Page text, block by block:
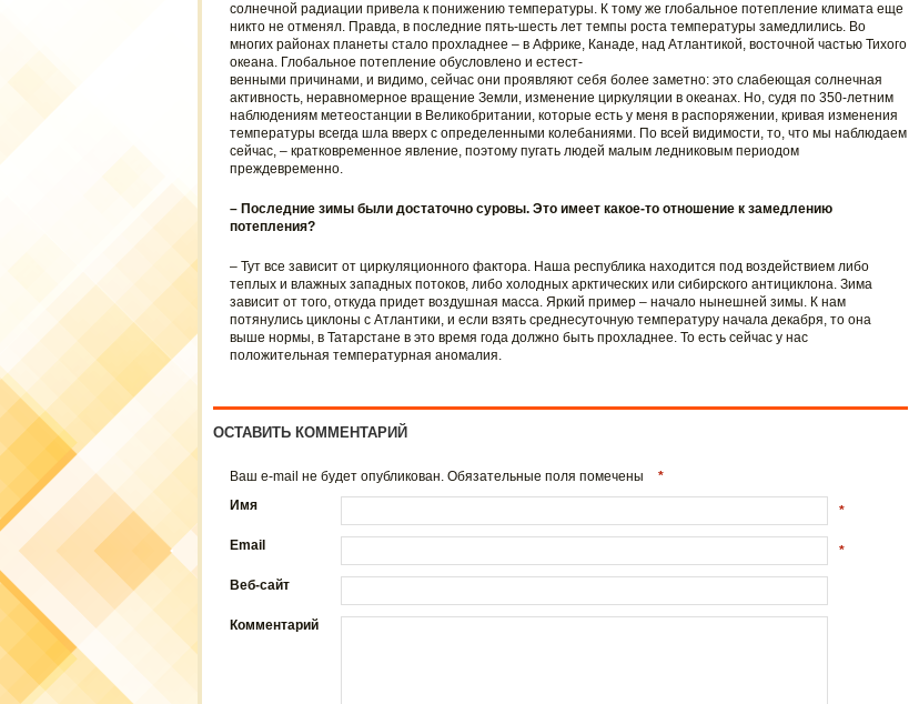
солнечной радиации привела к понижению температуры. К тому же глобальное потепление климата еще
никто не отменял. Правда, в последние пять-шесть лет темпы роста температуры замедлились. Во
многих районах планеты стало прохладнее – в Африке, Канаде, над Атлантикой, восточной частью Тихого
океана. Глобальное потепление обусловлено и естест-
венными причинами, и видимо, сейчас они проявляют себя более заметно: это слабеющая солнечная
активность, неравномерное вращение Земли, изменение циркуляции в океанах. Но, судя по 350-летним
наблюдениям метеостанции в Великобритании, которые есть у меня в распоряжении, кривая изменения
температуры всегда шла вверх с определенными колебаниями. По всей видимости, то, что мы наблюдаем
сейчас, – кратковременное явление, поэтому пугать людей малым ледниковым периодом
преждевременно.
– Последние зимы были достаточно суровы. Это имеет какое-то отношение к замедлению
потепления?
– Тут все зависит от циркуляционного фактора. Наша республика находится под воздействием либо
теплых и влажных западных потоков, либо холодных арктических или сибирского антициклона. Зима
зависит от того, откуда придет воздушная масса. Яркий пример – начало нынешней зимы. К нам
потянулись циклоны с Атлантики, и если взять среднесуточную температуру начала декабря, то она
выше нормы, в Татарстане в это время года должно быть прохладнее. То есть сейчас у нас
положительная температурная аномалия.
ОСТАВИТЬ КОММЕНТАРИЙ
Ваш e-mail не будет опубликован. Обязательные поля помечены
*
Имя
*
Email *
Веб-сайт
Комментарий